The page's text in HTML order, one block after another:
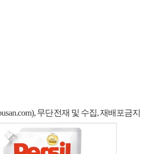
무단전재 및 수집, 재배포금지